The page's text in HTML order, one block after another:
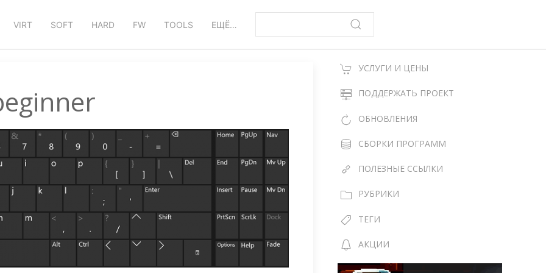
VIRT SOFT HARD FW TOOLS ЕЩЁ…
УСЛУГИ И ЦЕНЫ
ПОДДЕРЖАТЬ ПРОЕКТ
ОБНОВЛЕНИЯ
СБОРКИ ПРОГРАММ
ПОЛЕЗНЫЕ ССЫЛКИ
РУБРИКИ
ТЕГИ
АКЦИИ